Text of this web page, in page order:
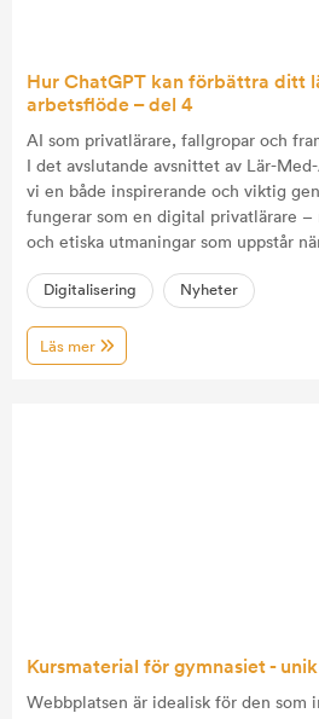
Hur ChatGPT kan förbättra ditt
arbetsflöde – del 4
AI som privatlärare, fallgropar och
I det avslutande avsnittet av Lär-
vi en både inspirerande och viktig
fungerar som en digital privatlärare –
och etiska utmaningar som uppstår
undervisningen, eller för att förbättra
Digitalisering Nyheter
Läs mer
Kursmaterial för gymnasiet -
Webbplatsen är idealisk för den som